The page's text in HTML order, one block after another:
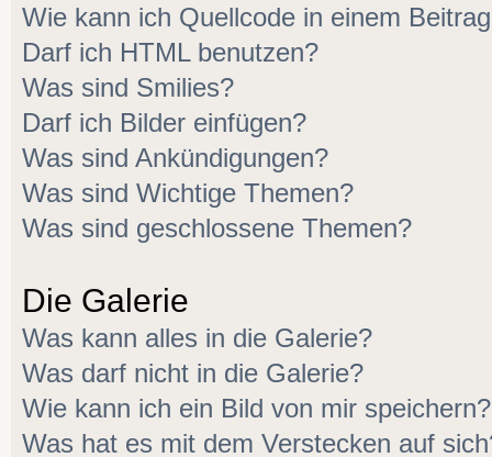
Wie kann ich Quellcode in einem
Darf ich HTML benutzen?
Was sind Smilies?
Darf ich Bilder einfügen?
Was sind Ankündigungen?
Was sind Wichtige Themen?
Was sind geschlossene Themen?
Die Galerie
Was kann alles in die Galerie?
Was darf nicht in die Galerie?
Wie kann ich ein Bild von mir speichern?
Was hat es mit dem Verstecken auf